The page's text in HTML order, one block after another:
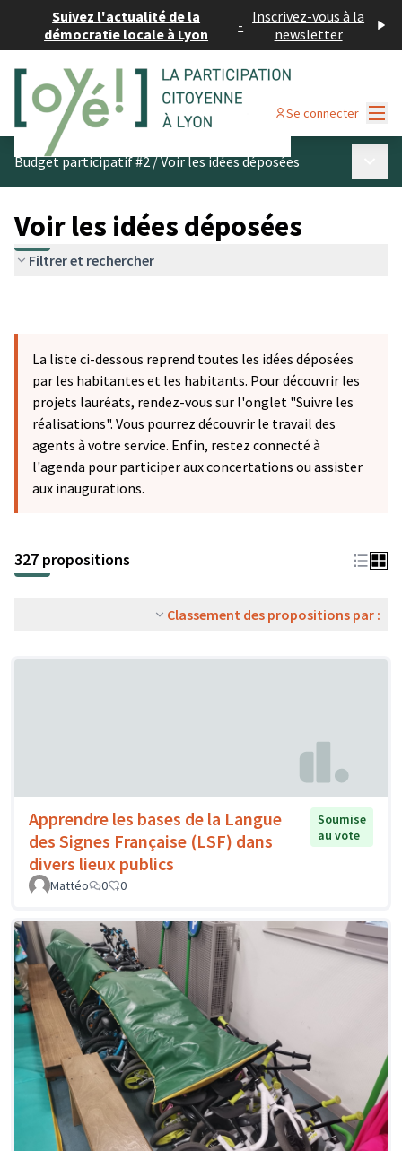
Suivez l'actualité de la
démocratie locale à Lyon
- Inscrivez-vous à la
newsletter
Se connecter
Budget participatif #2/Voir les idées déposées
Voir les idées déposées
Filtrer et rechercher
La liste ci-dessous reprend toutes les idées déposées
par les habitantes et les habitants. Pour découvrir les
projets lauréats, rendez-vous sur l'onglet "Suivre les
réalisations". Vous pourrez découvrir le travail des
agents à votre service. Enfin, restez connecté à
l'agenda pour participer aux concertations ou assister
aux inaugurations.
327 propositions
Classement des propositions par :
Apprendre les bases de la Langue
des Signes Française (LSF) dans
divers lieux publics
Soumise
au vote
Mattéo 0 0